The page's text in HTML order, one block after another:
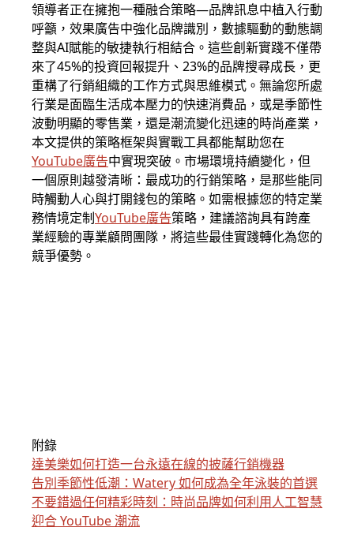
領導者正在擁抱一種融合策略—品牌訊息中植入行動
呼籲，效果廣告中強化品牌識別，數據驅動的動態調
整與AI賦能的敏捷執行相結合。這些創新實踐不僅帶
來了45%的投資回報提升、23%的品牌搜尋成長，更
重構了行銷組織的工作方式與思維模式。無論您所處
行業是面臨生活成本壓力的快速消費品，或是季節性
波動明顯的零售業，還是潮流變化迅速的時尚產業，
本文提供的策略框架與實戰工具都能幫助您在
YouTube廣告中實現突破。市場環境持續變化，但
一個原則越發清晰：最成功的行銷策略，是那些能同
時觸動人心與打開錢包的策略。如需根據您的特定業
務情境定制YouTube廣告策略，建議諮詢具有跨產
業經驗的專業顧問團隊，將這些最佳實踐轉化為您的
競爭優勢。
附錄
達美樂如何打造一台永遠在線的披薩行銷機器
告別季節性低潮：Watery 如何成為全年泳裝的首選
不要錯過任何精彩時刻：時尚品牌如何利用人工智慧
迎合 YouTube 潮流